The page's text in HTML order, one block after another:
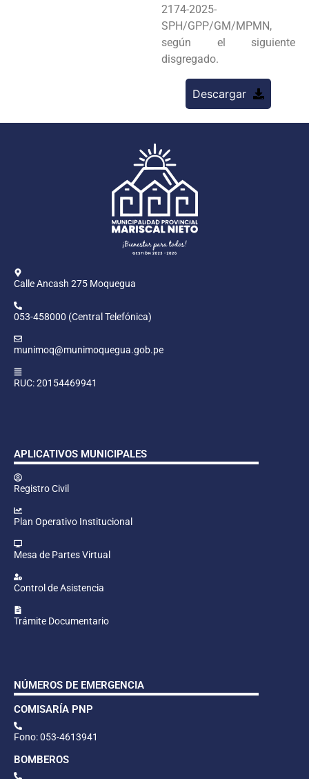
2174-2025-
SPH/GPP/GM/MPMN,
según el siguiente
disgregado.
Descargar
Calle Ancash 275 Moquegua
053-458000 (Central Telefónica)
munimoq@munimoquegua.gob.pe
RUC: 20154469941
APLICATIVOS MUNICIPALES
Registro Civil
Plan Operativo Institucional
Mesa de Partes Virtual
Control de Asistencia
Trámite Documentario
NÚMEROS DE EMERGENCIA
COMISARÍA PNP
Fono: 053-4613941
BOMBEROS